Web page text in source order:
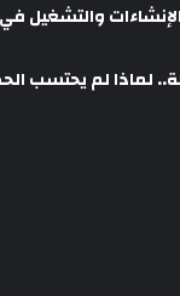
والتشغيل في
لماذا لم يحتسب